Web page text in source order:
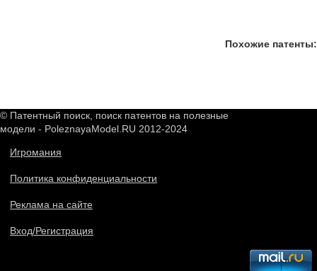
Похожие патенты:
© Патентный поиск, поиск патентов на полезные
модели - PoleznayaModel.RU 2012-2024
Игромания
Политика конфиденциальности
Реклама на сайте
Вход/Регистрация